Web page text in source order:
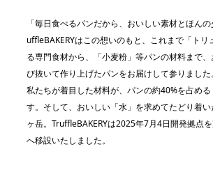
「毎日食べるパンだから、おいしい素材とほん
uffleBAKERYはこの想いのもと、これまで「ト
る専門食材から、「小麦粉」等パンの材料まで
び抜いて作り上げたパンをお届けして参りまし
私たちが着目した材料が、パンの約40%を占め
す。そして、おいしい「水」を求めてたどり着
ヶ岳。TruffleBAKERYは2025年7月4日開発拠点
へ移設いたしました。